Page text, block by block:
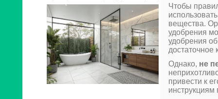
Чтобы
вещества.
удобрения
удобрения
достаточное
Однако, не
привести к